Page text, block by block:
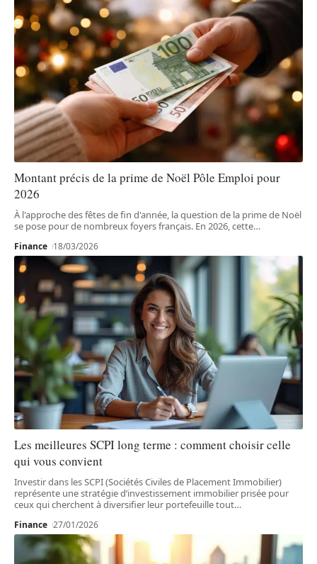
Montant précis de la prime de Noël Pôle Emploi pour
2026
À l'approche des fêtes de fin d'année, la question de la prime de Noël
se pose pour de nombreux foyers français. En 2026, cette…
Finance 18/03/2026
Les meilleures SCPI long terme : comment choisir celle
qui vous convient
Investir dans les SCPI (Sociétés Civiles de Placement Immobilier)
représente une stratégie d’investissement immobilier prisée pour
ceux qui cherchent à diversifier leur portefeuille tout…
Finance 27/01/2026